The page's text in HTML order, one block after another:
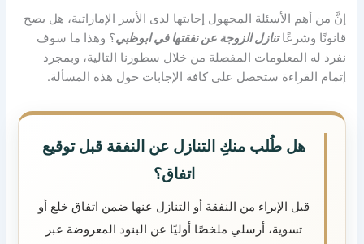
إنَّ من أهم الأسئلة المجهول إجابتها لدى الأسر الإماراتية، هل يصح
قانونًا وشرعًاتنازل الزوجة عن نفقتها في ابوظبي؟ وهذا ما سوف
نفرد له المعلومات المفصلة من خلال سطورنا التالية، وبمجرد
إتمام القراءة ستحصل على كافة الإجابات حول هذه المسألة.
هل طُلب منكِ التنازل عن النفقة قبل توقيع
اتفاق؟
قبل الإبراء من النفقة أو التنازل عنها ضمن اتفاق خلع أو
تسوية، أرسلي ملخصًا أوليًا عن البنود المعروضة عبر